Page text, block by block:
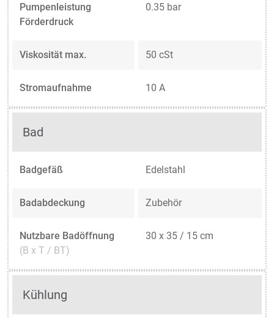
Pumpenleistung
Förderdruck
0.35 bar
Viskosität max. 50 cSt
Stromaufnahme 10 A
Bad
Badgefäß Edelstahl
Badabdeckung Zubehör
Nutzbare Badöffnung
(B x T / BT)
30 x 35 / 15 cm
Kühlung